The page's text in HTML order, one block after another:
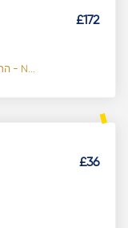
£172
הר"ר נפתלי ברמ"א שלעזינגער - N...
£36